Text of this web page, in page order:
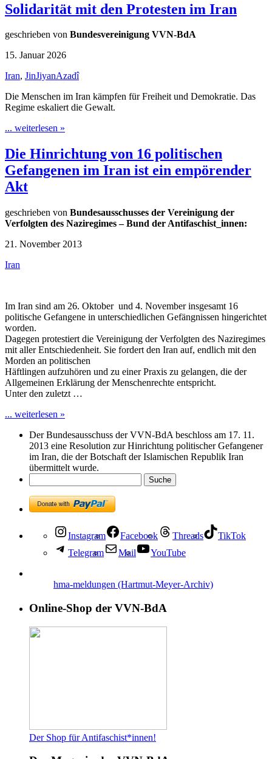
Solidarität mit den Protesten im Iran
geschrieben von Bundesvereinigung VVN-BdA
15. Januar 2026
Iran, JinJiyanAzadî
Die Menschen im Iran kämpfen für Freiheit und Demokratie. Das
Regime eskaliert die Gewalt.
... weiterlesen »
Die Hinrichtung von 16 politischen
Gefangenen im Iran ist ein empörender
Akt
geschrieben von Bundesausschusses der Vereinigung der
Verfolgten des Naziregimes – Bund der Antifaschist_innen:
21. November 2013
Iran
Im Iran sind am 26. Oktober und 4. November insgesamt 16
politische Gefangene in unterschiedlichen Gefängnissen hingerichtet
worden.
Dagegen protestiert die Vereinigung der Verfolgten des Naziregimes
mit aller Entschiedenheit. Sie fordert den Iran auf, endlich mit den
Morden an politischen
Häftlingen aufzuhören und zu einer Praxis zu gelangen, die der
Allgemeinen Erklärung der Menschenrechte entspricht.
Unter den zuletzt …
... weiterlesen »
Der Bundesausschuss der VVN-BdA beschloss am 17. 11.
2013 eine Resolution zur Hinrichtung politischer Gefangener
im Iran, die der Botschaft der Islamischen Republik Iran
übermittelt wurde.
Instagram Facebook Threads
TikTok
Telegram
Mail YouTube
hma-meldungen (Hartmut-Meyer-Archiv)
Online-Shop der VVN-BdA
Der Shop für Antifaschist*innen!